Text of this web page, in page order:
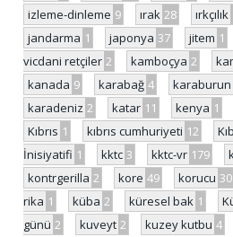
izleme-dinleme 9 ırak 28 ırkçılık
jandarma 1 japonya 37 jitem 1
vicdani retçiler 2 kamboçya 2
kanada 9 karabağ 4 karaburun
karadeniz 2 katar 11 kenya 1
Kıbrıs 1 kıbrıs cumhuriyeti 12
İnisiyatifi 1 kktc 3 kktc-vr 179
kontrgerilla 2 kore 49 korucu 30
rika 1 küba 2 küresel bak 1
günü 2 kuveyt 2 kuzey kutbu 4